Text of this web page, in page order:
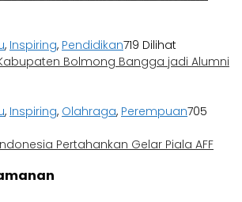
, Inspiring, Pendidikan719 Dilihat
Bolmong Bangga jadi Alumni
, Inspiring, Olahraga, Perempuan705
Pertahankan Gelar Piala AFF